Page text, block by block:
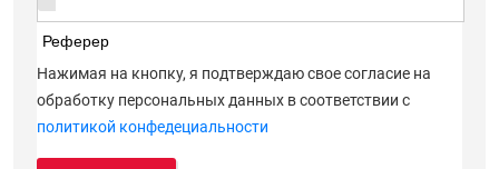
Реферер
Нажимая на кнопку, я подтверждаю свое согласие на
обработку персональных данных в соответствии с
политикой конфедециальности